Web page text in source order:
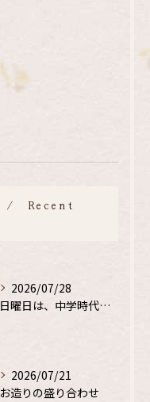
Recent
2026/07/28
日曜日は、中学時代の、同級生と鮎釣り
2026/07/21
お造りの盛り合わせ